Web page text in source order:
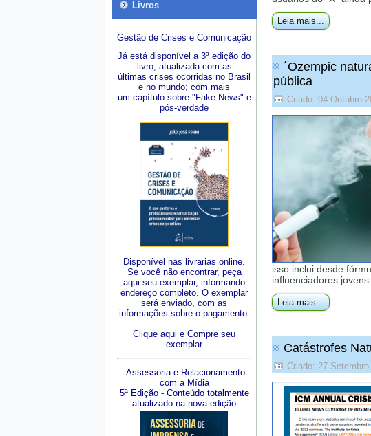
Livros
Gestão de Crises e Comunicação
Já está disponível a 3ª edição do
livro, atualizada com as
últimas crises ocorridas no Brasil
e no mundo; com mais
um capítulo sobre "Fake News" e
pós-verdade
Disponível nas livrarias online.
Se você não encontrar, peça
aqui seu exemplar, informando
endereço completo. O exemplar
será enviado, com as
informações sobre o pagamento.
Clique aqui e Compre seu
exemplar
Assessoria e Relacionamento
com a Mídia
5ª Edição - Conteúdo totalmente
atualizado na nova edição
Leia mais...
´Ozempic
pública
Criado: 04 Outubro
isso inclui desde
influenciadores jovens.
Leia mais...
Catástrofes
Criado: 27 Setembro